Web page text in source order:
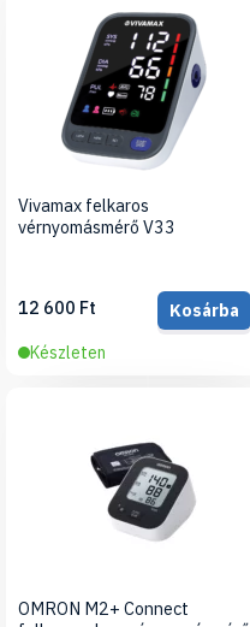
Vivamax felkaros
vérnyomásmérő V33
12 600 Ft
Kosárba
Készleten
OMRON M2+ Connect